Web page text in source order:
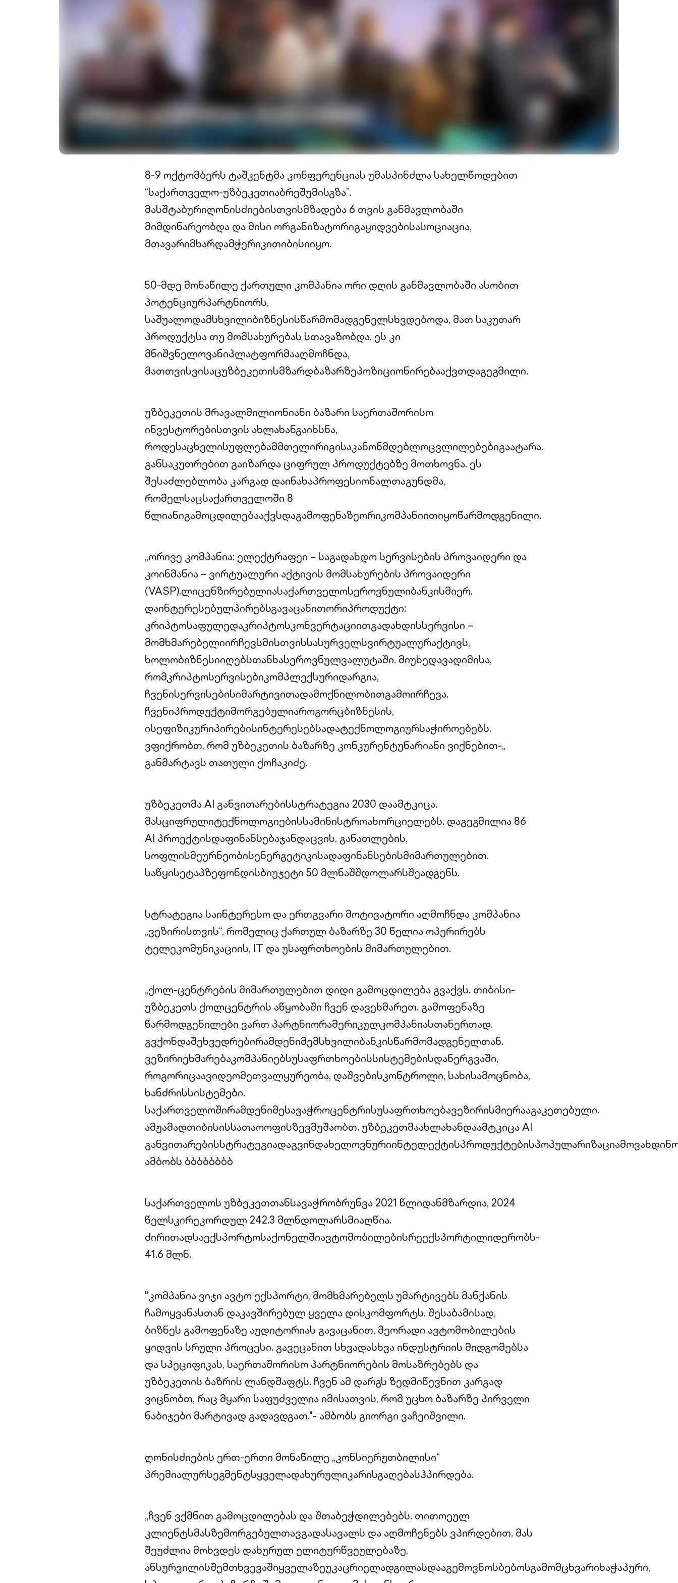
8-9 ოქტომბერს ტაშკენტმა კონფერენციას უმასპინძლა სახელწოდებით
“საქართველო-უზბეკეთიაბრეშუმისგზა”.
მასშტაბურიღონისძიებისთვისმზადება 6 თვის განმავლობაში
მიმდინარეობდა და მისი ორგანიზატორიგაყიდვებისასოციაცია,
მთავარიმხარდამჭერიკითიბისიიყო.
50-მდე მონაწილე ქართული კომპანია ორი დღის განმავლობაში ასობით
პოტენციურპარტნიორს,
საშუალოდამსხვილიბიზნესისწარმომადგენელსხვდებოდა, მათ საკუთარ
პროდუქტსა თუ მომსახურებას სთავაზობდა. ეს კი
მნიშვნელოვანიპლატფორმააღმოჩნდა,
მათთვისვისაცუზბეკეთისმზარდბაზარზეპოზიციონირებააქვთდაგეგმილი.
უზბეკეთის მრავალმილიონიანი ბაზარი საერთაშორისო
ინვესტორებისთვის ახლახანგაიხსნა,
როდესაცხელისუფლებამმთელირიგისაკანონმდებლოცვლილებებიგაატარა.
განსაკუთრებით გაიზარდა ციფრულ პროდუქტებზე მოთხოვნა. ეს
შესაძლებლობა კარგად დაინახაპროფესიონალთაგუნდმა,
რომელსაცსაქართველოში 8
წლიანიგამოცდილებააქვსდაგამოფენაზეორიკომპანიითიყოწარმოდგენილი.
„ორივე კომპანია: ელექტრაფეი – საგადახდო სერვისების პროვაიდერი და
კოინმანია – ვირტუალური აქტივის მომსახურების პროვაიდერი
(VASP).ლიცენზირებულიასაქართველოსეროვნულიბანკისმიერ.
დაინტერესებულპირებსგავაცანითორიპროდუქტი:
კრიპტოსაფულედაკრიპტოსკონვერტაციითგადახდისსერვისი –
მომხმარებელიირჩევსმისთვისსასურველსვირტუალურაქტივს,
ხოლობიზნესიიღებსთანხასეროვნულვალუტაში. მიუხედავადიმისა,
რომკრიპტოსერვისებიკომპლექსურიდარგია,
ჩვენისერვისებისიმარტივითადამოქნილობითგამოირჩევა.
ჩვენიპროდუქტიმორგებულიაროგორცბიზნესის,
ისეფიზიკურიპირებისინტერესებსადატექნოლოგიურსაჭიროებებს.
ვფიქრობთ, რომ უზბეკეთის ბაზარზე კონკურენტუნარიანი ვიქნებით-„
განმარტავს თათული ქოჩაკიძე.
უზბეკეთმა AI განვითარებისსტრატეგია 2030 დაამტკიცა.
მასციფრულიტექნოლოგიებისსამინისტროახორციელებს. დაგეგმილია 86
AI პროექტისდაფინანსებაჯანდაცვის, განათლების,
სოფლისმეურნეობისენერგეტიკისადაფინანსებისმიმართულებით.
საწყისეტაპზეფონდისბიუჯეტი 50 მლნაშშდოლარსშეადგენს.
სტრატეგია საინტერესო და ერთგვარი მოტივატორი აღმოჩნდა კომპანია
„ვეზირისთვის“, რომელიც ქართულ ბაზარზე 30 წელია ოპერირებს
ტელეკომუნიკაციის, IT და უსაფრთხოების მიმართულებით.
„ქოლ-ცენტრების მიმართულებით დიდი გამოცდილება გვაქვს. თიბისი-
უზბეკეთს ქოლცენტრის აწყობაში ჩვენ დავეხმარეთ. გამოფენაზე
წარმოდგენილები ვართ პარტნიორამერიკულკომპანიასთანერთად.
გვქონდაშეხვედრებირამდენიმემსხვილიბანკისწარმომადგენელთან.
ვეზირიეხმარებაკომპანიებსუსაფრთხოებისსისტემებისდანერგვაში,
როგორიცაავიდეომეთვალყურეობა, დაშვებისკონტროლი, სახისამოცნობა,
ხანძრისსისტემები.
საქართველოშირამდენიმესავაჭროცენტრისუსაფრთხოებავეზირისმიერააგაკეთებული.
ამჟამადთიბისისსათაოოფისზევმუშაობთ. უზბეკეთმაახლახანდაამტკიცა AI
ამბობს ბბბბბბბბ
საქართველოს უზბეკეთთანსავაჭრობრუნვა 2021 წლიდანმზარდია, 2024
წელსკირეკორდულ 242.3 მლნდოლარსმიაღწია.
ძირითადსაექსპორტოსაქონელშიავტომობილებისრეექსპორტილიდერობს-
41.6 მლნ.
"კომპანია ვიჯი ავტო ექსპორტი, მომხმარებელს უმარტივებს მანქანის
ჩამოყვანასთან დაკავშირებულ ყველა დისკომფორტს. შესაბამისად,
ბიზნეს გამოფენაზე აუდიტორიას გავაცანით, მეორადი ავტომობილების
ყიდვის სრული პროცესი. გავეცანით სხვადასხვა ინდუსტრიის მიდგომებსა
და სპეციფიკას, საერთაშორისო პარტნიორების მოსაზრებებს და
უზბეკეთის ბაზრის ლანდშაფტს. ჩვენ ამ დარგს ზედმიწევნით კარგად
ვიცნობთ, რაც მყარი საფუძველია იმისათვის, რომ უცხო ბაზარზე პირველი
ნაბიჯები მარტივად გადავდგათ."- ამბობს გიორგი ვაჩეიშვილი.
ღონისძიების ერთ-ერთი მონაწილე „კონსიერჟთბილისი“
პრემიალურსეგმენტსყველადახურულიკარისგაღებასჰპირდება.
„ჩვენ ვქმნით გამოცდილებას და შთაბეჭდილებებს. თითოეულ
კლიენტსმასზემორგებულთავგადასავალს და აღმოჩენებს ვპირდებით. მას
შეუძლია მოხვდეს დახურულ ელიტურწვეულებაზე,
ანსურვილისშემთხვევაშიყველაზეუკაცრიელადგილასდააგემოვნოსბებოსგამომცხვარიხაჭაპური,